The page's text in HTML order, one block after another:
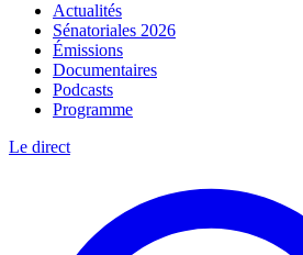
Actualités
Sénatoriales 2026
Émissions
Documentaires
Podcasts
Programme
Le direct